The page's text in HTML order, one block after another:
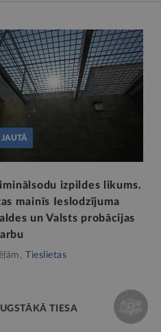
JAUTĀ
izpildes likums.
mainīs Ieslodzījuma
un Valsts probācijas
Tieslietas
TIESA